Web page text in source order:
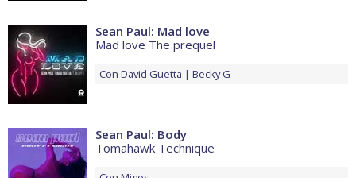
Sean Paul: Mad love
Mad love The prequel
Con David Guetta Becky G
Sean Paul: Body
Tomahawk Technique